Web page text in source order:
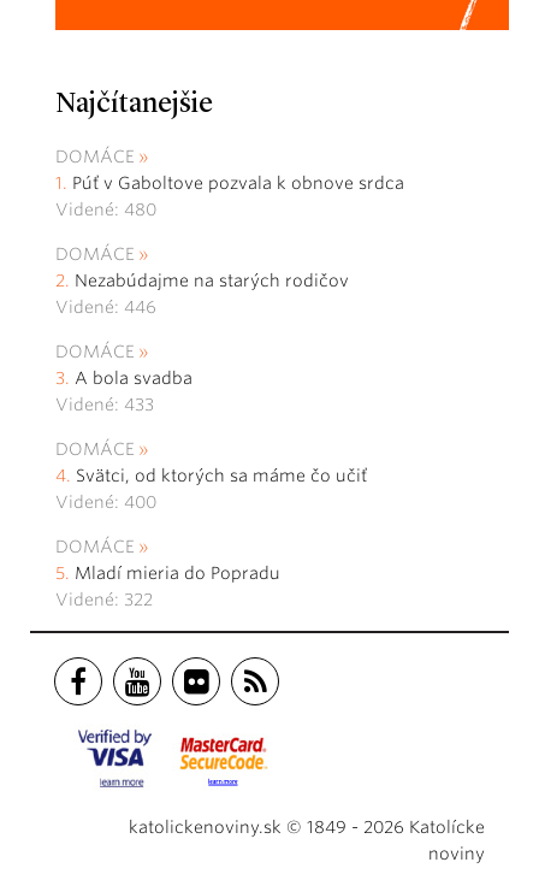
Najčítanejšie
DOMÁCE
Púť v Gaboltove pozvala k obnove srdca
Videné: 480
DOMÁCE
Nezabúdajme na starých rodičov
Videné: 446
DOMÁCE
A bola svadba
Videné: 433
DOMÁCE
Svätci, od ktorých sa máme čo učiť
Videné: 400
DOMÁCE
Mladí mieria do Popradu
Videné: 322
katolickenoviny.sk © 1849 - 2026 Katolícke
noviny